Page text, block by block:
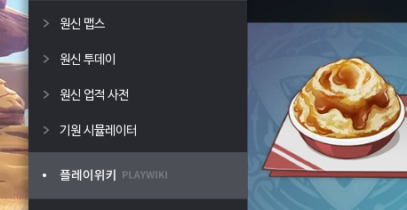
원신 맵스
원신 투데이
원신 업적 사전
기원 시뮬레이터